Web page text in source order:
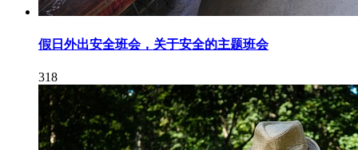
假日外出安全班会，关于安全的主题班会
318